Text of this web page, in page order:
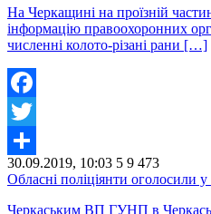
На Черкащині на проїзній
інформацію правоохоронних
численні колото-різані рани […]
Facebook
Twitter
Share
30.09.2019, 10:03 5 9 473
Обласні поліціянти оголосили
Черкаським ВП ГУНП в